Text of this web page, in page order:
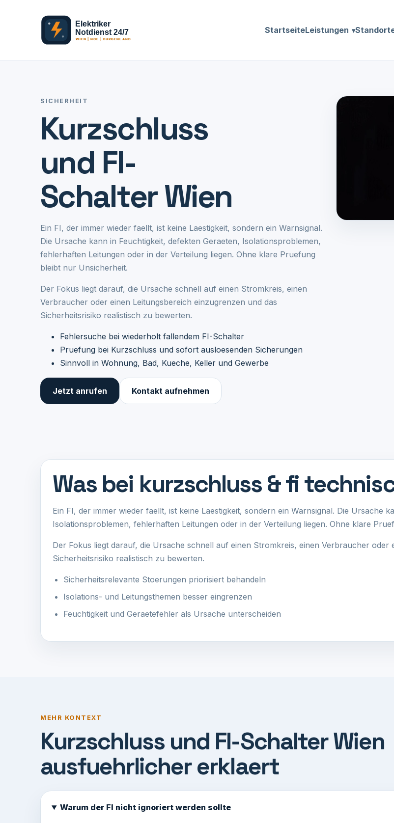
StartseiteLeistungen
SICHERHEIT
Kurzschluss
und FI-
Schalter Wien
Ein FI, der immer wieder faellt, ist keine Laestigkeit, sondern ein Warnsignal.
Die Ursache kann in Feuchtigkeit, defekten Geraeten, Isolationsproblemen,
fehlerhaften Leitungen oder in der Verteilung liegen. Ohne klare Pruefung
bleibt nur Unsicherheit.
Der Fokus liegt darauf, die Ursache schnell auf einen Stromkreis, einen
Verbraucher oder einen Leitungsbereich einzugrenzen und das
Sicherheitsrisiko realistisch zu bewerten.
Fehlersuche bei wiederholt fallendem FI-Schalter
Pruefung bei Kurzschluss und sofort ausloesenden Sicherungen
Sinnvoll in Wohnung, Bad, Kueche, Keller und Gewerbe
Jetzt anrufen Kontakt aufnehmen
Was bei kurzschluss & fi
Ein FI, der immer wieder faellt, ist keine Laestigkeit, sondern ein Warnsignal. Die Ursache
Isolationsproblemen, fehlerhaften Leitungen oder in der Verteilung liegen. Ohne klare
Der Fokus liegt darauf, die Ursache schnell auf einen Stromkreis, einen Verbraucher oder
Sicherheitsrisiko realistisch zu bewerten.
Sicherheitsrelevante Stoerungen priorisiert behandeln
Isolations- und Leitungsthemen besser eingrenzen
Feuchtigkeit und Geraetefehler als Ursache unterscheiden
MEHR KONTEXT
Kurzschluss und FI-Schalter Wien
ausfuehrlicher erklaert
Warum der FI nicht ignoriert werden sollte